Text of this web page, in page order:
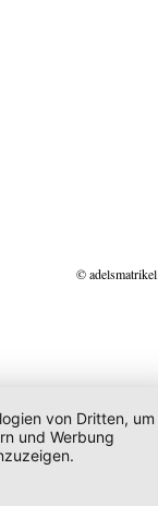
©
von Dritten, um
und Werbung